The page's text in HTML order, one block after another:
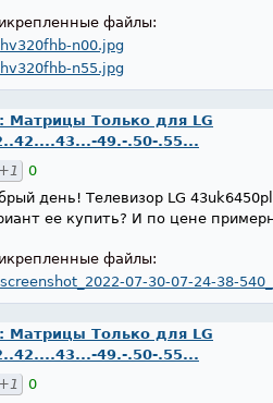
файлы:
hv320fhb-n00.jpg
hv320fhb-n55.jpg
Матрицы Только для LG
49.-.50-.55...
+1
0
день! Телевизор LG
ее купить? И по цене
файлы:
screenshot_2022-07-30-07-24-38-
Матрицы Только для LG
49.-.50-.55...
+1
0